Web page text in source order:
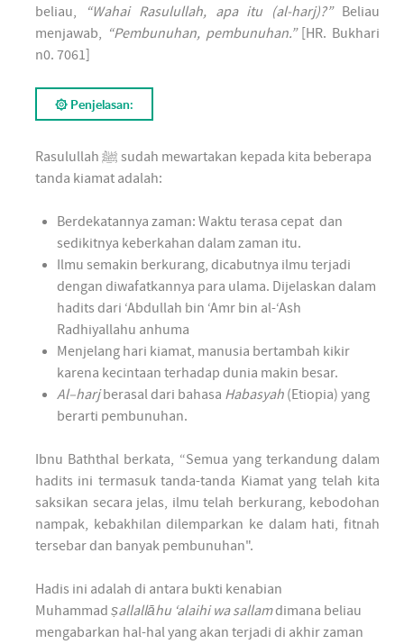
beliau,
“Wahai Rasulullah, apa itu (al-harj)?”Beliau
menjawab, “Pembunuhan, pembunuhan.” [HR. Bukhari
n0. 7061]
۞ Penjelasan:
Rasulullah ﷺ sudah mewartakan kepada kita beberapa
tanda kiamat adalah:
Berdekatannya zaman: Waktu terasa cepat dan
sedikitnya keberkahan dalam zaman itu.
Ilmu semakin berkurang, dicabutnya ilmu terjadi
dengan diwafatkannya para ulama. Dijelaskan dalam
hadits dari ‘Abdullah bin ‘Amr bin al-‘Ash
Radhiyallahu anhuma
Menjelang hari kiamat, manusia bertambah kikir
karena kecintaan terhadap dunia makin besar.
Al–harjberasal dari bahasa Habasyah (Etiopia) yang
berarti pembunuhan.
Ibnu Baththal berkata, “Semua yang terkandung dalam
hadits ini termasuk tanda-tanda Kiamat yang telah kita
saksikan secara jelas, ilmu telah berkurang, kebodohan
nampak, kebakhilan dilemparkan ke dalam hati, fitnah
tersebar dan banyak pembunuhan".
Hadis ini adalah di antara bukti kenabian
Muhammad ṣallallāhu ‘alaihi wa sallamdimana beliau
mengabarkan hal-hal yang akan terjadi di akhir zaman